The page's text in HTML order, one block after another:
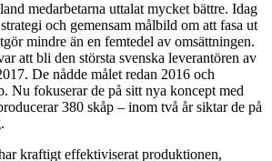
medarbetarna uttalat mycket bättre. Idag
och gemensam målbild om att fasa ut
mindre än en femtedel av omsättningen.
att bli den största svenska leverantören av
De nådde målet redan 2016 och
Nu fokuserar de på sitt nya koncept med
380 skåp – inom två år siktar de på
kraftigt effektiviserat produktionen,